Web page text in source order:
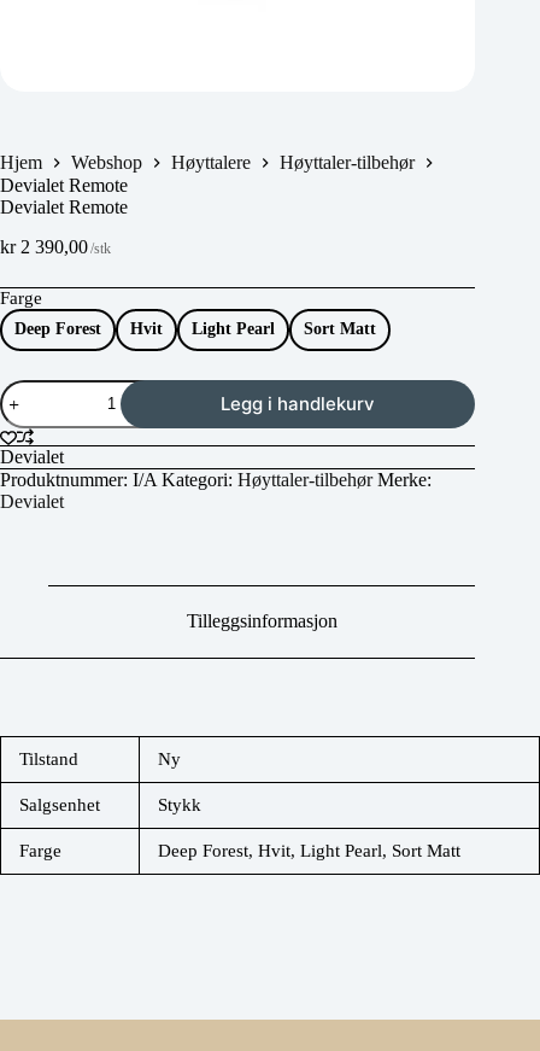
Hjem Webshop Høyttalere
Høyttaler-tilbehør
Devialet Remote
Devialet Remote
kr2 390,00/stk
Farge
Deep Forest Hvit Light Pearl Sort Matt
Devialet
Remote
antall
Legg i handlekurv
Devialet
Produktnummer: I/A Kategori: Høyttaler-tilbehør Merke:
Devialet
Tilleggsinformasjon
Tilstand Ny
Salgsenhet Stykk
Farge Deep Forest, Hvit, Light Pearl, Sort Matt